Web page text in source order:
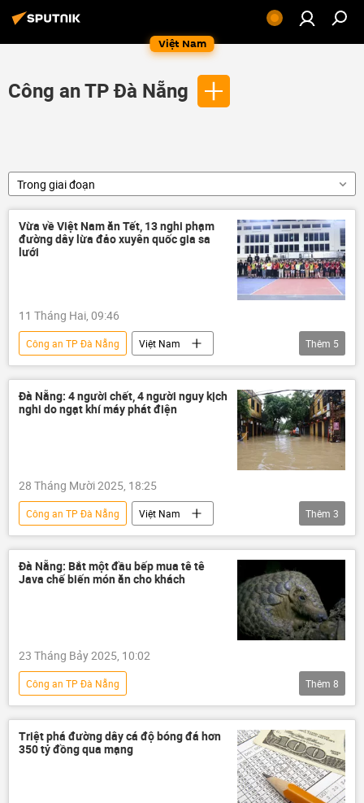
Việt Nam
Công an TP Đà Nẵng
Trong giai đoạn
Vừa về Việt Nam ăn Tết, 13 nghi phạm
đường dây lừa đảo xuyên quốc gia sa
lưới
11 Tháng Hai, 09:46
Công an TP Đà Nẵng
Việt Nam
thông tin
Campuchia
công an
Bộ Công an Việt Nam
Pháp luật
lừa đảo
Thêm 5
Đà Nẵng: 4 người chết, 4 người nguy kịch
nghi do ngạt khí máy phát điện
28 Tháng Mười 2025, 18:25
Công an TP Đà Nẵng
Việt Nam
thông tin
Xã hội
công an
Đà Nẵng
Thêm 3
Đà Nẵng: Bắt một đầu bếp mua tê tê
Java chế biến món ăn cho khách
23 Tháng Bảy 2025, 10:02
Công an TP Đà Nẵng
Cứu hộ động vật hoang dã tại Việt Nam
Việt Nam
động vật
Pháp luật
vi phạm
sai phạm
Thêm 8
Triệt phá đường dây cá độ bóng đá hơn
350 tỷ đồng qua mạng